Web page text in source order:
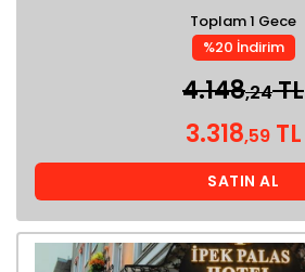
Toplam 1 Gece
%20 İndirim
4.148,24TL
3.318,59TL
SATIN AL